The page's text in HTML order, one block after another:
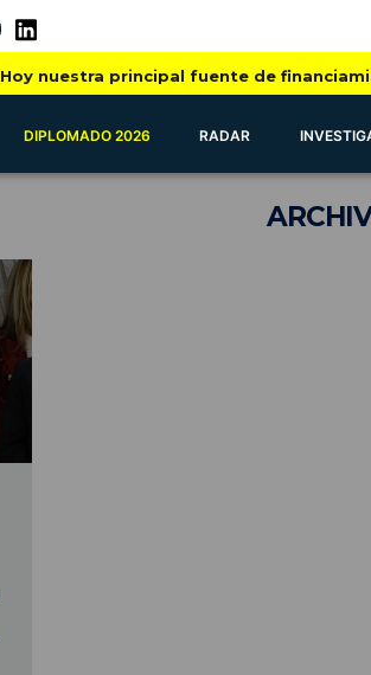
Hoy nuestra principal fuente de
DIPLOMADO 2026 RADAR